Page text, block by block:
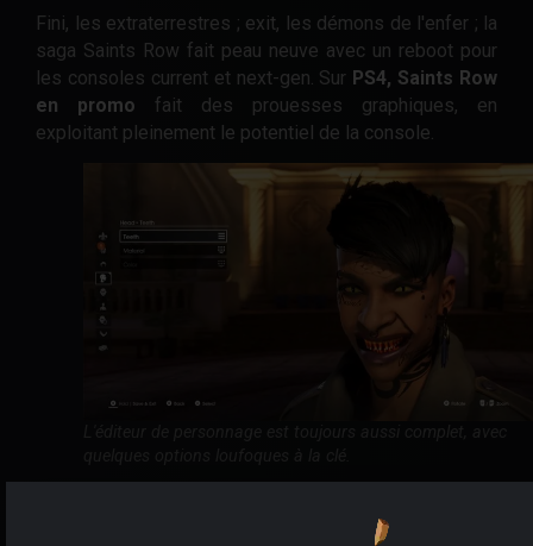
Fini, les extraterrestres ; exit, les démons de l'enfer ; la
saga Saints Row fait peau neuve avec un reboot pour
les consoles current et next-gen. Sur PS4, Saints Row
en promo fait des prouesses graphiques, en
exploitant pleinement le potentiel de la console.
personnaliser son personnage avec un